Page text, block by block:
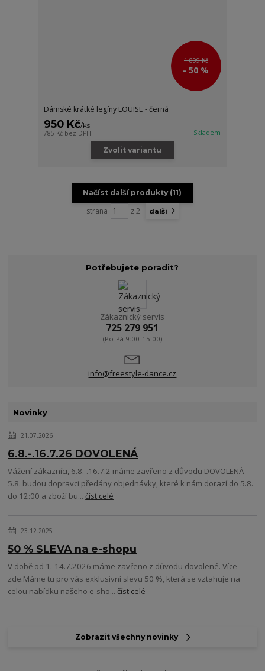
1 899 Kč
- 50 %
Dámské krátké legíny LOUISE - černá
950 Kč/ks
785 Kč bez DPH Skladem
Zvolit variantu
Načíst další produkty (11)
strana z 2 další
Potřebujete poradit?
Zákaznický servis
725 279 951
(Po-Pá 9:00-15.00)
info@freestyle-dance.cz
Novinky
21.07.2026
6.8.-.16.7.26 DOVOLENÁ
Vážení zákazníci, 6.8.-.16.7.2 máme zavřeno z důvodu DOVOLENÁ
5.8. budou dopravci předány objednávky, které k nám dorazí do 5.8.
do 12:00 a zboží bu...číst celé
23.12.2025
50 % SLEVA na e-shopu
V době od 1.-14.7.2026 máme zavřeno z důvodu dovolené. Více
zde.Máme tu pro vás exklusivní slevu 50 %, která se vztahuje na
celou nabídku našeho e-sho...číst celé
Zobrazit všechny novinky